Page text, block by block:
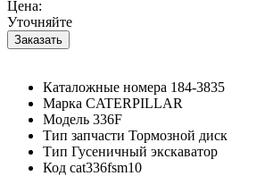
Цена:
Уточняйте
Каталожные номера 184-3835
Марка CATERPILLAR
Модель 336F
Тип запчасти Тормозной диск
Тип Гусеничный экскаватор
Код cat336fsm10